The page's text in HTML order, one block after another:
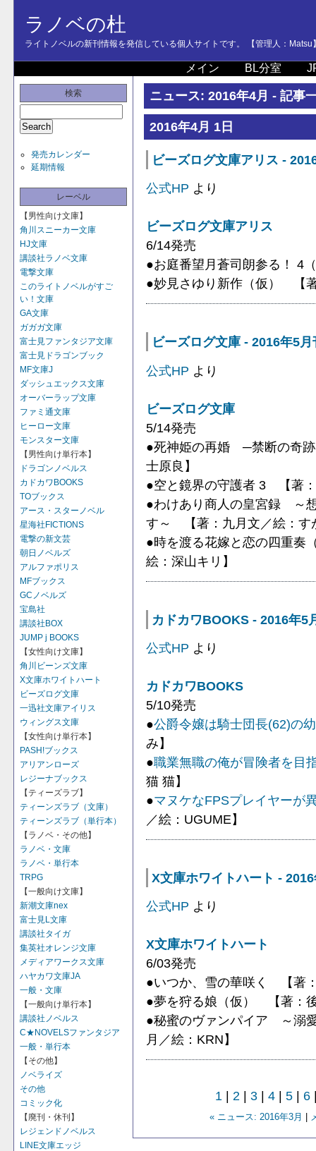
ラノベの杜
ライトノベルの新刊情報を発信している個人サイトです。 【管理人：Matsu
メイン BL分室
検索
発売カレンダー
延期情報
レーベル
【男性向け文庫】
角川スニーカー文庫
HJ文庫
講談社ラノベ文庫
電撃文庫
このライトノベルがすご
い！文庫
GA文庫
ガガガ文庫
富士見ファンタジア文庫
富士見ドラゴンブック
MF文庫J
ダッシュエックス文庫
オーバーラップ文庫
ファミ通文庫
ヒーロー文庫
モンスター文庫
【男性向け単行本】
ドラゴンノベルス
カドカワBOOKS
TOブックス
アース・スターノベル
星海社FICTIONS
電撃の新文芸
朝日ノベルズ
アルファポリス
MFブックス
GCノベルズ
宝島社
講談社BOX
JUMP j BOOKS
【女性向け文庫】
角川ビーンズ文庫
X文庫ホワイトハート
ビーズログ文庫
一迅社文庫アイリス
ウィングス文庫
【女性向け単行本】
PASH!ブックス
アリアンローズ
レジーナブックス
【ティーズラブ】
ティーンズラブ（文庫）
ティーンズラブ（単行本）
【ラノベ・その他】
ラノベ・文庫
ラノベ・単行本
TRPG
【一般向け文庫】
新潮文庫nex
富士見L文庫
講談社タイガ
集英社オレンジ文庫
メディアワークス文庫
ハヤカワ文庫JA
一般・文庫
【一般向け単行本】
講談社ノベルス
C★NOVELSファンタジア
一般・単行本
【その他】
ノベライズ
その他
コミック化
【廃刊・休刊】
レジェンドノベルス
LINE文庫エッジ
ニュース: 2016年4月 - 記事
2016年4月 1日
ビーズログ文庫アリス -
公式HP より
ビーズログ文庫アリス
6/14発売
●お庭番望月蒼司朗参る！ 4
●妙見さゆり新作（仮） 【
ビーズログ文庫 - 2016年5月
公式HP より
ビーズログ文庫
5/14発売
●死神姫の再婚 ─禁断の奇
士原良】
●空と鏡界の守護者 3 【著
●わけあり商人の皇宮録 ～
す～ 【著：九月文／絵：す
●時を渡る花嫁と恋の四重
絵：深山キリ】
カドカワBOOKS - 2016年5
公式HP より
カドカワBOOKS
5/10発売
●公爵令嬢は騎士団長(62)の
み】
●職業無職の俺が冒険者を目
猫 猫】
●マヌケなFPSプレイヤーが
／絵：UGUME】
X文庫ホワイトハート -
公式HP より
X文庫ホワイトハート
6/03発売
●いつか、雪の華咲く 【著
●夢を狩る娘（仮） 【著：
●秘蜜のヴァンパイア ～溺
月／絵：KRN】
1| 2| 3| 4| 5| 6
« ニュース: 2016年3月